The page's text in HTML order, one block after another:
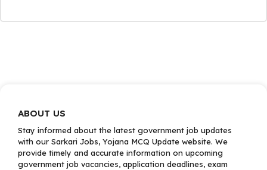
ABOUT US
Stay informed about the latest government job updates
with our Sarkari Jobs, Yojana MCQ Update website. We
provide timely and accurate information on upcoming
government job vacancies, application deadlines, exam